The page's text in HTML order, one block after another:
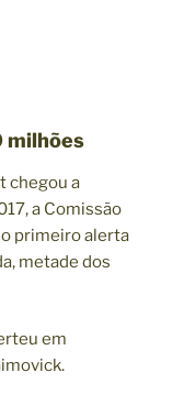
milhões
chegou a
a Comissão
primeiro alerta
metade dos
em